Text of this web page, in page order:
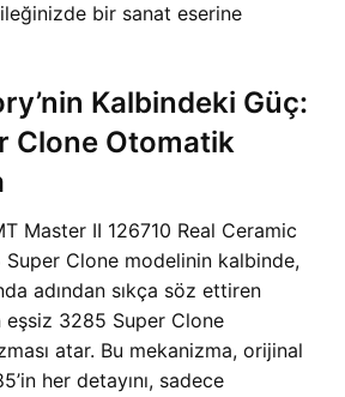
bir sanat eserine
Kalbindeki Güç:
Clone Otomatik
Master II 126710 Real Ceramic
Clone modelinin kalbinde,
adından sıkça söz ettiren
eşsiz 3285 Super Clone
atar. Bu mekanizma, orijinal
her detayını, sadece